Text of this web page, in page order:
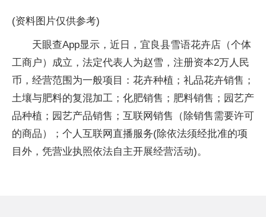
(资料图片仅供参考)
天眼查App显示，近日，宜良县雪语花卉店（个体
工商户）成立，法定代表人为赵雪，注册资本2万人民
币，经营范围为一般项目：花卉种植；礼品花卉销售；
土壤与肥料的复混加工；化肥销售；肥料销售；园艺产
品种植；园艺产品销售；互联网销售（除销售需要许可
的商品）；个人互联网直播服务(除依法须经批准的项
目外，凭营业执照依法自主开展经营活动)。